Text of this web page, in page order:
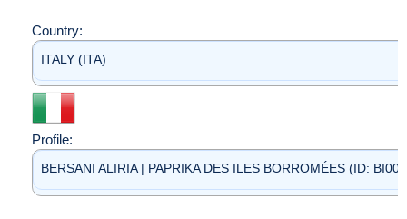
Country:
ITALY (ITA)
Profile:
BERSANI ALIRIA | PAPRIKA DES ILES BORROMÉES (ID: